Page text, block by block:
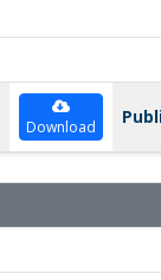
Download